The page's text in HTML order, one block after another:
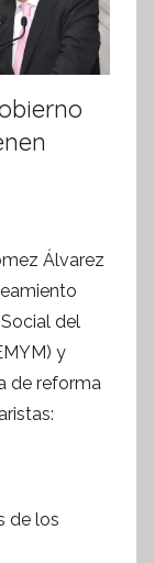
Álvarez
del
y
de reforma
de los